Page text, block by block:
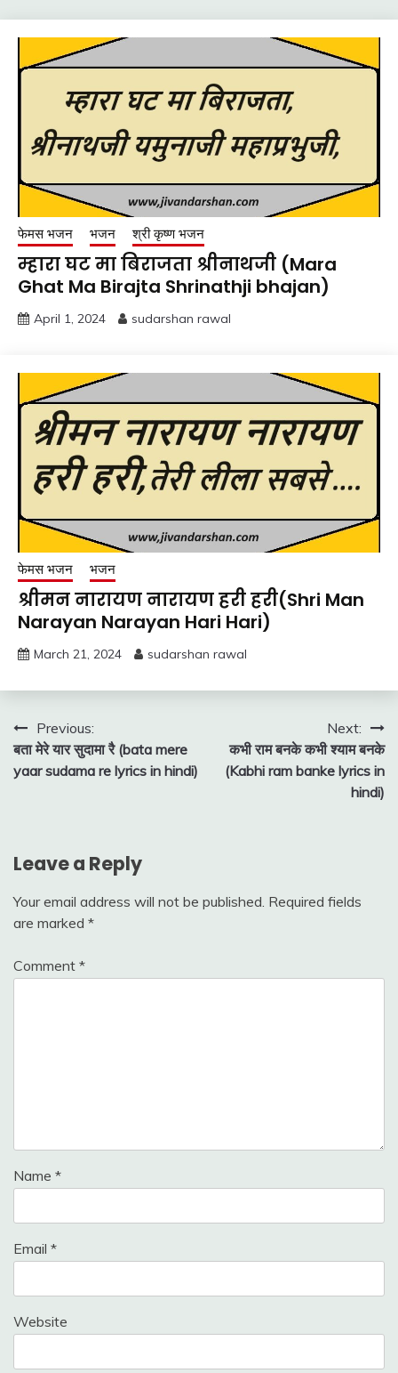
फेमस भजन भजन श्री कृष्ण भजन
म्हारा घट मा बिराजता श्रीनाथजी (Mara
Ghat Ma Birajta Shrinathji bhajan)
April 1, 2024 sudarshan rawal
फेमस भजन भजन
श्रीमन नारायण नारायण हरी हरी(Shri Man
Narayan Narayan Hari Hari)
March 21, 2024 sudarshan rawal
Post
navigation
Previous:
बता मेरे यार सुदामा रै (bata mere
yaar sudama re lyrics in hindi)
Next:
कभी राम बनके कभी श्याम बनके
(Kabhi ram banke lyrics in
hindi)
Leave a Reply
Your email address will not be published. Required fields
are marked *
Comment *
Name *
Email *
Website